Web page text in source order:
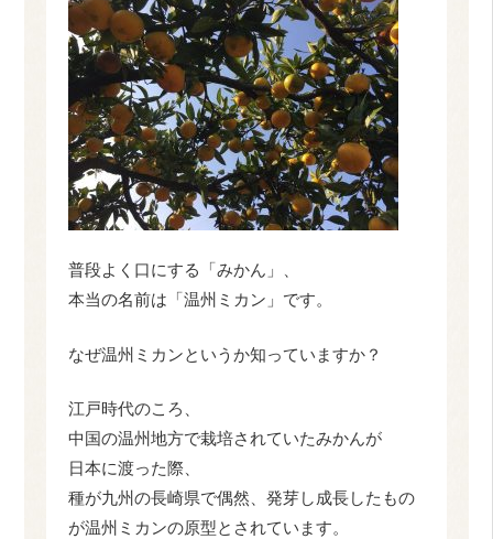
普段よく口にする「みかん」、
本当の名前は「温州ミカン」です。
なぜ温州ミカンというか知っていますか？
江戸時代のころ、
中国の温州地方で栽培されていたみかんが
日本に渡った際、
種が九州の長崎県で偶然、発芽し成長したもの
が温州ミカンの原型とされています。